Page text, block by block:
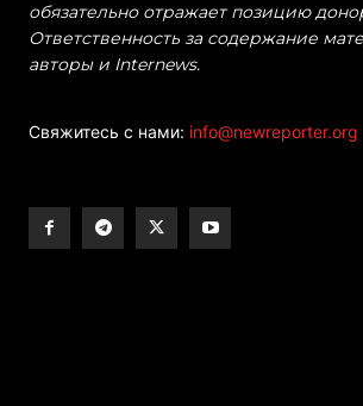
обязательно отражает позицию
Ответственность за содержание
авторы и Internews.
Свяжитесь с нами: info@newreporter.org